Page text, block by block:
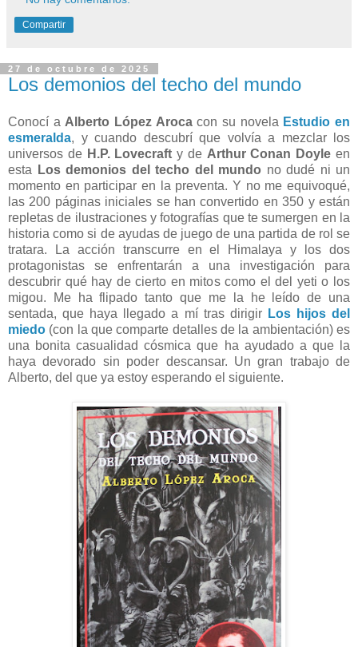
Compartir
27 de octubre de 2025
Los demonios del techo del mundo
Conocí aAlberto López Arocacon su novela Estudio en
esmeralda, y cuando descubrí que volvía a mezclar los
universos de H.P. Lovecraft y de Arthur Conan Doyle en
esta Los demonios del techo del mundo no dudé ni un
momento en participar en la preventa. Y no me equivoqué,
las 200 páginas iniciales se han convertido en 350 y están
repletas de ilustraciones y fotografías que te sumergen en la
historia como si de ayudas de juego de una partida de rol se
tratara. La acción transcurre en el Himalaya y los dos
protagonistas se enfrentarán a una investigación para
descubrir qué hay de cierto en mitos como el del yeti o los
migou. Me ha flipado tanto que me la he leído de una
sentada, que haya llegado a mí tras dirigir Los hijos del
miedo (con la que comparte detalles de la ambientación) es
una bonita casualidad cósmica que ha ayudado a que la
haya devorado sin poder descansar. Un gran trabajo de
Alberto, del que ya estoy esperando el siguiente.